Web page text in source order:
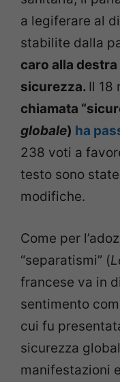
a legiferare al
stabilite dalla
caro alla
sicurezza. Il 18
chiamata
globale) ha
238 voti a
testo sono
modifiche.
Come per
“separatismi” (
francese va in
sentimento
cui fu
sicurezza
manifestazioni